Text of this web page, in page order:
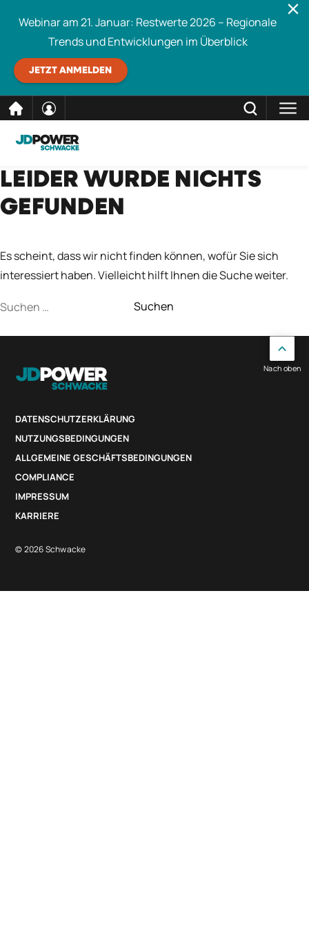
direkt
zum
Inhalt
Webinar am 21. Januar: Restwerte 2026 – Regionale
Trends und Entwicklungen im Überblick
JETZT ANMELDEN
Schwacke durchsuchen SCHLIESSEN
LEIDER WURDE NICHTS
GEFUNDEN
Es scheint, dass wir nicht finden können, wofür Sie sich
interessiert haben. Vielleicht hilft Ihnen die Suche weiter.
Suchen
DATENSCHUTZERKLÄRUNG
NUTZUNGSBEDINGUNGEN
ALLGEMEINE GESCHÄFTSBEDINGUNGEN
COMPLIANCE
IMPRESSUM
KARRIERE
© 2026 Schwacke
Nach oben